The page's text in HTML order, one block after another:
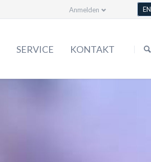
EN
Anmelden
SERVICE KONTAKT